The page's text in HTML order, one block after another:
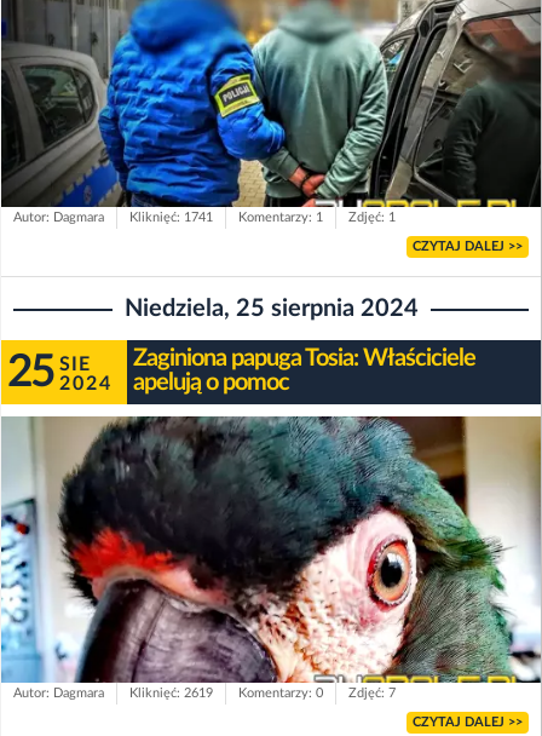
Autor: Dagmara Kliknięć: 1741 Komentarzy: 1 Zdjęć: 1
CZYTAJ DALEJ >>
Niedziela, 25 sierpnia 2024
25 SIE
2024
Zaginiona papuga Tosia: Właściciele
apelują o pomoc
Autor: Dagmara Kliknięć: 2619 Komentarzy: 0 Zdjęć: 7
CZYTAJ DALEJ >>